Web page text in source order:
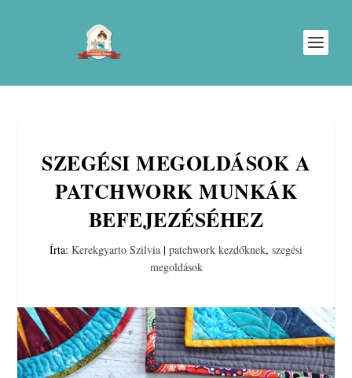
SZEGÉSI MEGOLDÁSOK A
PATCHWORK MUNKÁK
BEFEJEZÉSÉHEZ
Írta: Kerekgyarto Szilvia | patchwork kezdőknek, szegési
megoldások